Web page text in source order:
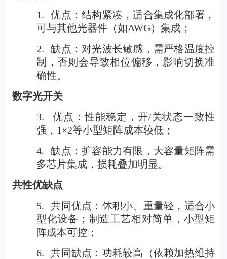
1.
优点：结构紧凑，适合集成化部署，
可与其他光器件（如AWG）集成；
2.
缺点：对光波长敏感，需严格温度控
制，否则会导致相位偏移，影响切换准
确性。
数字光开关
3.
优点：性能稳定，开/关状态一致性
强，1×2等小型矩阵成本较低；
4.
缺点：扩容能力有限，大容量矩阵需
多芯片集成，损耗叠加明显。
共性优缺点
5.
共同优点：体积小、重量轻，适合小
型化设备；制造工艺相对简单，小型矩
阵成本可控；
6.
共同缺点：功耗较高（依赖加热维持